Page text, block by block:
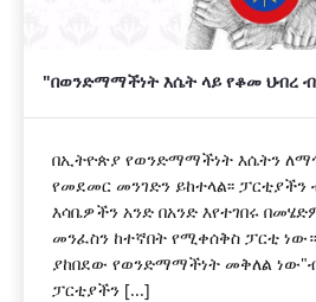
"በወንድማማችነት እሴት ላይ የቆመ ህብረ
በኢትዮጵያ የወንድማማችነት እሴትን
የመደመር መንገድን ይከተላል፡፡
እሳቤዎችን አንድ በአንድ እየተገበሩ
መንፈስን ከተኛበት የሚቀሰቅስ ፓርቲ
ያከበደው የወንድማማችነት መቅለል
ፓርቲያችን [...]